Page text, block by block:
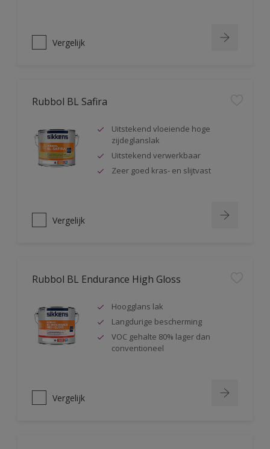
Vergelijk
Rubbol BL Safira
Uitstekend vloeiende hoge
zijdeglanslak
Uitstekend verwerkbaar
Zeer goed kras- en slijtvast
Vergelijk
Rubbol BL Endurance High Gloss
Hoogglans lak
Langdurige bescherming
VOC gehalte 80% lager dan
conventioneel
Vergelijk